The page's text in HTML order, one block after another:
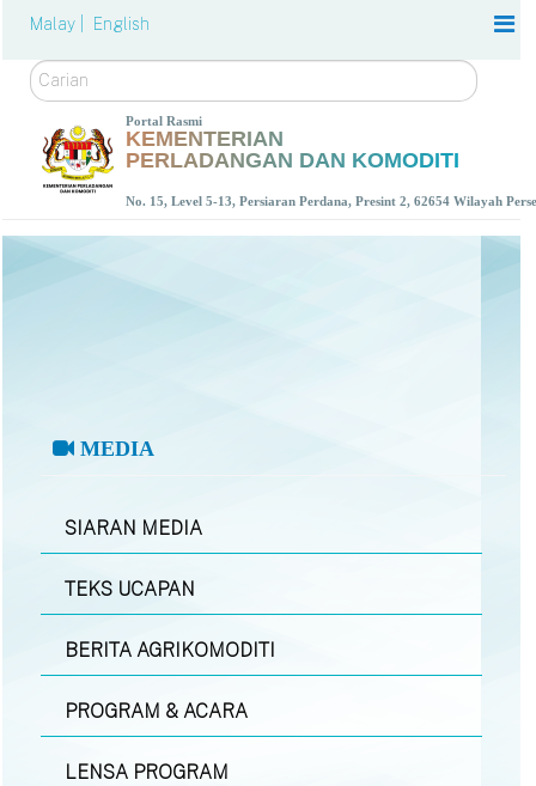
Malay | English
Carian
Portal Rasmi
KEMENTERIAN
PERLADANGAN DAN KOMODITI
No. 15, Level 5-13, Persiaran Perdana, Presint 2, 62654 Wilayah
MEDIA
SIARAN MEDIA
TEKS UCAPAN
BERITA AGRIKOMODITI
PROGRAM & ACARA
LENSA PROGRAM